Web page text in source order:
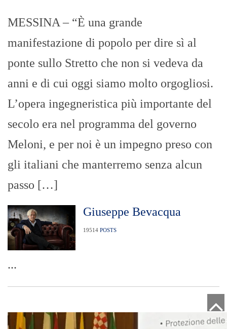
MESSINA – “È una grande
manifestazione di popolo per dire sì al
ponte sullo Stretto che non si vedeva da
anni e di cui oggi siamo molto orgogliosi.
L’opera ingegneristica più importante del
secolo era nel programma del governo
Meloni, e per noi è un impegno preso con
gli italiani che manterremo senza alcun
passo […]
Giuseppe Bevacqua
19514 POSTS
...